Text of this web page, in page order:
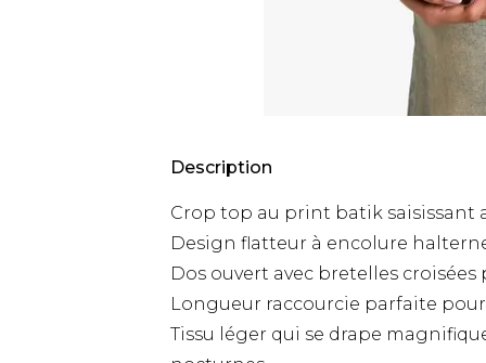
Description
Crop top au print batik saisissant
Design flatteur à encolure
Dos ouvert avec bretelles
Longueur raccourcie parfaite
Tissu léger qui se drape